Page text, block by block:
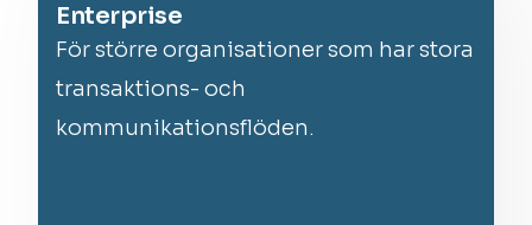
Enterprise
För större organisationer som har stora
transaktions- och
kommunikationsflöden.